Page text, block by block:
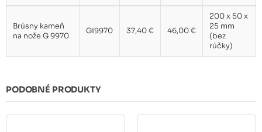
Brúsny kameň
na nože G 9970
GI9970 37,40 € 46,00 €
200 x 50 x
25 mm
(bez
rúčky)
PODOBNÉ PRODUKTY